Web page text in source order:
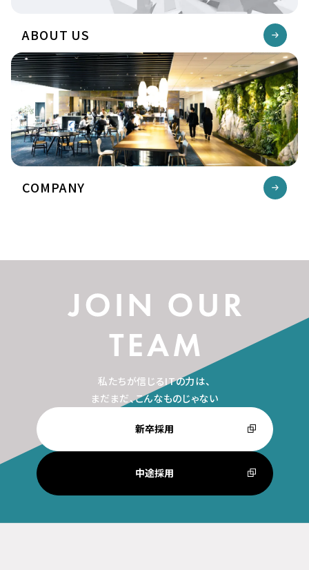
ABOUT US
COMPANY
私たちが信じるITの力は、
まだまだ、こんなものじゃない
新卒採用
中途採用